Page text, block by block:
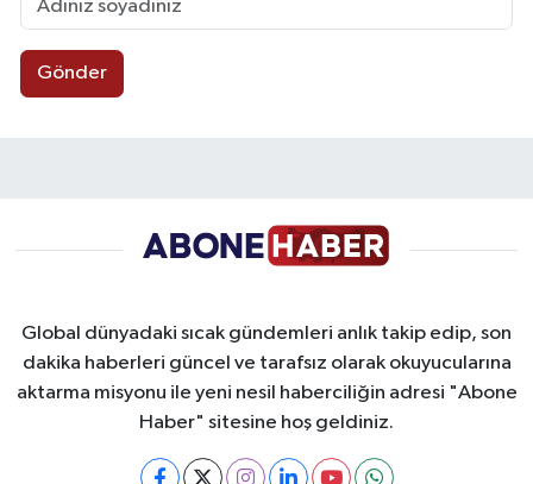
Gönder
Global dünyadaki sıcak gündemleri anlık takip edip, son
dakika haberleri güncel ve tarafsız olarak okuyucularına
aktarma misyonu ile yeni nesil haberciliğin adresi "Abone
Haber" sitesine hoş geldiniz.